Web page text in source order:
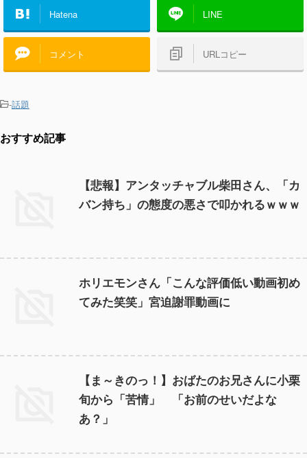
Hatena LINE
コメント URLコピー
-話題
おすすめ記事
【悲報】アンタッチャブル柴田さん、「カ
バン持ち」の態度の悪さで叩かれるｗｗｗ
ホリエモンさん「こんな評価低い動画初め
てみた笑笑」宮迫謝罪動画に
【ま～きのっ！】おばたのお兄さんに小栗
旬から「苦情」 「お前のせいだよな
あ？」